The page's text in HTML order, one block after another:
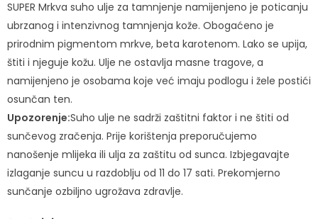
SUPER Mrkva suho ulje za tamnjenje namijenjeno je poticanju
ubrzanog i intenzivnog tamnjenja kože. Obogaćeno je
prirodnim pigmentom mrkve, beta karotenom. Lako se upija,
štiti i njeguje kožu. Ulje ne ostavlja masne tragove, a
namijenjeno je osobama koje već imaju podlogu i žele postići
osunčan ten.
Upozorenje:Suho ulje ne sadrži zaštitni faktor i ne štiti od
sunčevog zračenja. Prije korištenja preporučujemo
nanošenje mlijeka ili ulja za zaštitu od sunca. Izbjegavajte
izlaganje suncu u razdoblju od 11 do 17 sati. Prekomjerno
sunčanje ozbiljno ugrožava zdravlje.